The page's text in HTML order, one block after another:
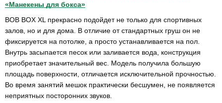
«Манекены для бокса»
BOB BOX XL прекрасно подойдет не только для спортивных
залов, но и для дома. В отличие от стандартных груш он не
фиксируется на потолке, а просто устанавливается на пол.
Внутрь засыпается песок или заливается вода, конструкция
приобретает значительный вес. Модель получила большую
площадь поверхности, отличается исключительной прочностью.
Во время занятий мешок практически бесшумен, не появляется
неприятных посторонних звуков.